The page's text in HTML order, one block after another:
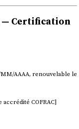
— Certification
MM/AAAA, renouvelable le
COFRAC]